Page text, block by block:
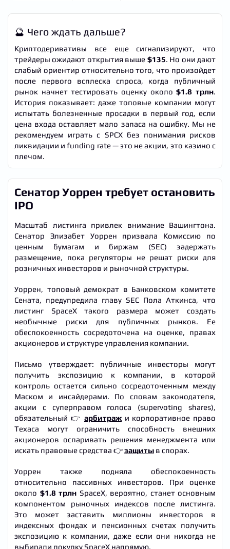
🔮 Чего ждать дальше?
Криптодеривативы все еще сигнализируют, что
трейдеры ожидают открытия выше $135. Но они дают
слабый ориентир относительно того, что произойдет
после первого всплеска спроса, когда публичный
рынок начнет тестировать оценку около$1.8 трлн.
История показывает: даже топовые компании могут
испытать болезненные просадки в первый год, если
цена входа оставляет мало запаса на ошибку. Мы не
рекомендуем играть с SPCX без понимания рисков
ликвидации и funding rate — это не акции, это казино с
плечом.
Сенатор Уоррен требует остановить
IPO
Масштаб листинга привлек внимание Вашингтона.
Сенатор Элизабет Уоррен призвала Комиссию по
ценным бумагам и биржам (SEC) задержать
размещение, пока регуляторы не решат риски для
розничных инвесторов и рыночной структуры.
Уоррен, топовый демократ в Банковском комитете
Сената, предупредила главу SEC Пола Аткинса, что
листинг SpaceX такого размера может создать
необычные риски для публичных рынков. Ее
обеспокоенность сосредоточена на оценке, правах
акционеров и структуре управления компании.
Письмо утверждает: публичные инвесторы могут
получить экспозицию к компании, в которой
контроль остается сильно сосредоточенным между
Маском и инсайдерами. По словам законодателя,
акции с суперправом голоса (supervoting shares),
обязательный 👉 арбитраж и корпоративное право
Техаса могут ограничить способность внешних
акционеров оспаривать решения менеджмента или
искать правовые средства 👉защиты в спорах.
Уоррен также подняла обеспокоенность
относительно пассивных инвесторов. При оценке
около $1.8 трлн SpaceX, вероятно, станет основным
компонентом рыночных индексов после листинга.
Это может заставить миллионы инвесторов в
индексных фондах и пенсионных счетах получить
экспозицию к компании, даже если они никогда не
выбирали покупку SpaceX напрямую.